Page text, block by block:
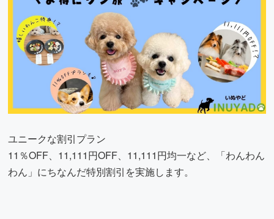
ユニークな割引プラン
11％OFF、11,111円OFF、11,111円均一など、「わんわん
わん」にちなんだ特別割引を実施します。